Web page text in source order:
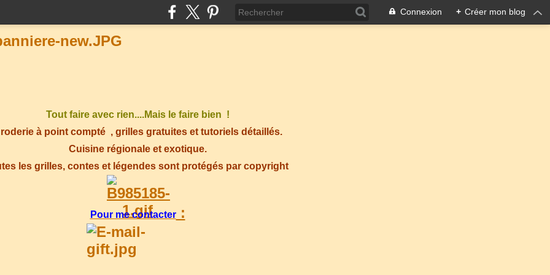
Connexion + Créer mon blog
Tout faire avec rien....Mais le faire bien !
à point compté , grilles gratuites et tutoriels détaillés.
Cuisine régionale et exotique.
les grilles, contes et légendes sont protégés par copyright
Pour me contacter: